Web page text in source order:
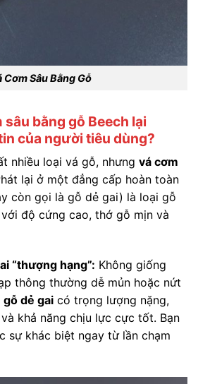
Cơm Sâu Bằng Gỗ
sâu bằng gỗ Beech lại
của người tiêu dùng?
nhiều loại vá gỗ, nhưng vá cơm
lại ở một đẳng cấp hoàn toàn
còn gọi là gỗ dẻ gai) là loại gỗ
độ cứng cao, thớ gỗ mịn và
“thượng hạng”: Không giống
thông thường dễ mủn hoặc nứt
dẻ gaicó trọng lượng nặng,
khả năng chịu lực cực tốt. Bạn
sự khác biệt ngay từ lần chạm